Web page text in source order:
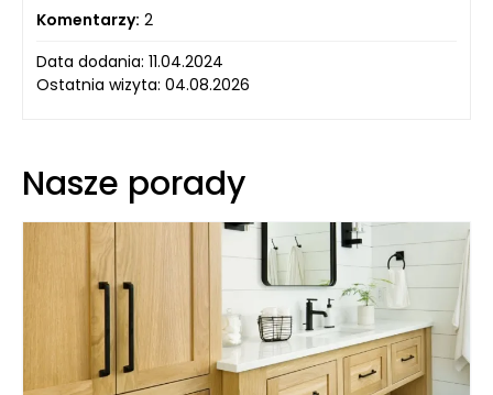
Komentarzy: 2
Data dodania: 11.04.2024
Ostatnia wizyta: 04.08.2026
Nasze porady